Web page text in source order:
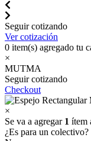
Seguir cotizando
Ver cotización
0 item(s) agregado tu
×
MUTMA
Seguir cotizando
Checkout
×
Se va a agregar 1 ítem
¿Es para un colectivo?